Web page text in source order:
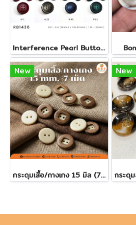
Interference Pearl Buttons - European Collection
New
กระดุมเสื้อ/กางเกง 15 มิล (7เม็ด)
New